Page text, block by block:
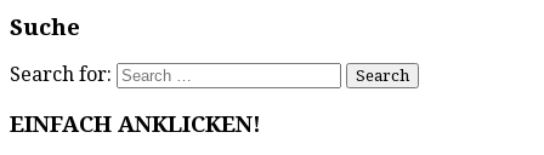
Suche
Search for:
EINFACH ANKLICKEN!